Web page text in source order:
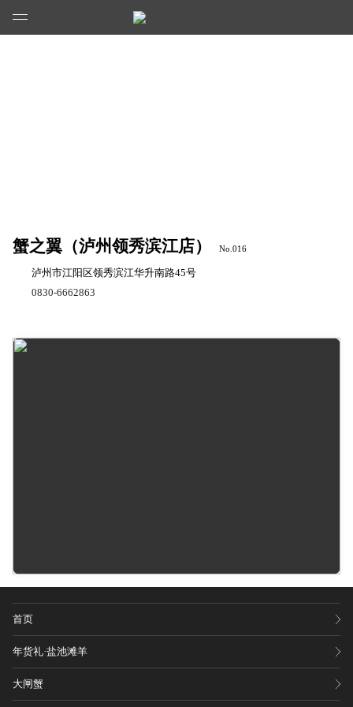
蟹之翼（泸州领秀滨江店） No.016
泸州市江阳区领秀滨江华升南路45号
0830-6662863
首页
年货礼·盐池滩羊
大闸蟹